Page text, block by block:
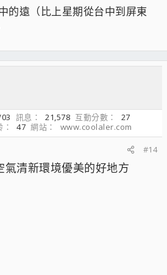
的遠（比上星期從台中到屏東
訊息 21,578 互動分數
27
47 網站
www.coolaler.com
#14
氣清新環境優美的好地方